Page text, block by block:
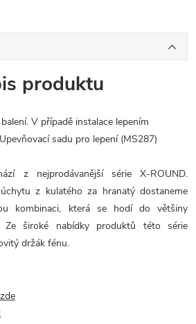
produktu
V případě instalace lepením
sadu pro lepení (MS287)
z nejprodávanější série X-ROUND.
z kulatého za hranatý dostaneme
kombinaci, která se hodí do většiny
Ze široké nabídky produktů této série
držák fénu.